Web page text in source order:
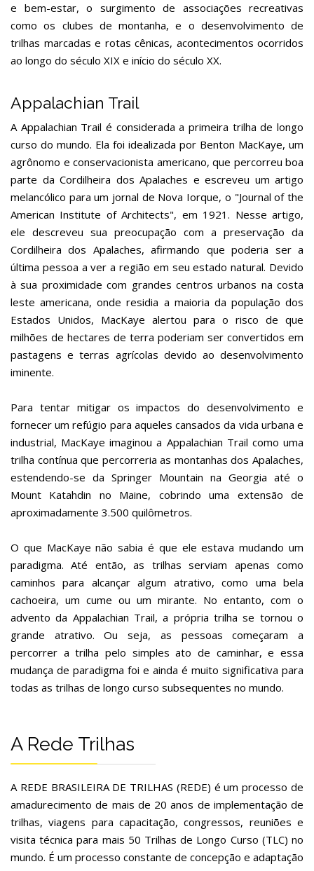
e bem-estar, o surgimento de associações recreativas
como os clubes de montanha, e o desenvolvimento de
trilhas marcadas e rotas cênicas, acontecimentos ocorridos
ao longo do século XIX e início do século XX.
Appalachian Trail
A Appalachian Trail é considerada a primeira trilha de longo
curso do mundo. Ela foi idealizada por Benton MacKaye, um
agrônomo e conservacionista americano, que percorreu boa
parte da Cordilheira dos Apalaches e escreveu um artigo
melancólico para um jornal de Nova Iorque, o "Journal of the
American Institute of Architects", em 1921. Nesse artigo,
ele descreveu sua preocupação com a preservação da
Cordilheira dos Apalaches, afirmando que poderia ser a
última pessoa a ver a região em seu estado natural. Devido
à sua proximidade com grandes centros urbanos na costa
leste americana, onde residia a maioria da população dos
Estados Unidos, MacKaye alertou para o risco de que
milhões de hectares de terra poderiam ser convertidos em
pastagens e terras agrícolas devido ao desenvolvimento
iminente.
Para tentar mitigar os impactos do desenvolvimento e
fornecer um refúgio para aqueles cansados da vida urbana e
industrial, MacKaye imaginou a Appalachian Trail como uma
trilha contínua que percorreria as montanhas dos Apalaches,
estendendo-se da Springer Mountain na Georgia até o
Mount Katahdin no Maine, cobrindo uma extensão de
aproximadamente 3.500 quilômetros.
O que MacKaye não sabia é que ele estava mudando um
paradigma. Até então, as trilhas serviam apenas como
caminhos para alcançar algum atrativo, como uma bela
cachoeira, um cume ou um mirante. No entanto, com o
advento da Appalachian Trail, a própria trilha se tornou o
grande atrativo. Ou seja, as pessoas começaram a
percorrer a trilha pelo simples ato de caminhar, e essa
mudança de paradigma foi e ainda é muito significativa para
todas as trilhas de longo curso subsequentes no mundo.
A Rede Trilhas
A REDE BRASILEIRA DE TRILHAS (REDE) é um processo de
amadurecimento de mais de 20 anos de implementação de
trilhas, viagens para capacitação, congressos, reuniões e
visita técnica para mais 50 Trilhas de Longo Curso (TLC) no
mundo. É um processo constante de concepção e adaptação